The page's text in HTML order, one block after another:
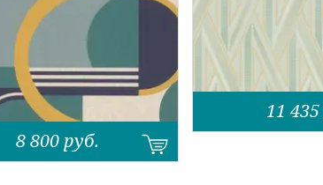
8 800 руб.
11 435